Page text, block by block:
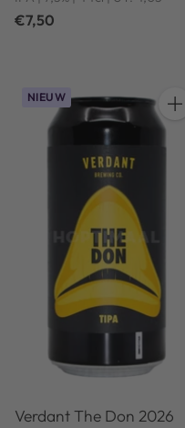
€7,50
NIEUW
Verdant The Don 2026